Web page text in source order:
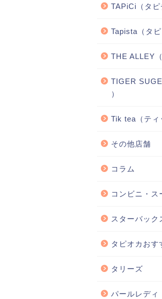
TAPiCi（タピ
Tapista（タピ
THE ALLEY
TIGER
）
Tik tea（ティ
その他店舗
コラム
コンビニ・ス
スターバック
タピオカおす
タリーズ
パールレディ